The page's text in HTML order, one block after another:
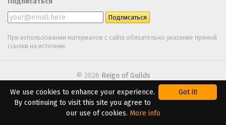
При использовании материалов с сайта обязательно указание прямой
ссылки на источник.
© 2026 Reign of Guilds
We are usingWebasyst Got it!
We use cookies to enhance your experience.
By continuing to visit this site you agree to
our use of cookies. More info